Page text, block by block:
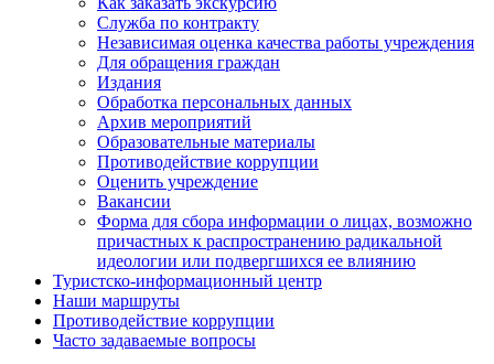
Служба по контракту
Независимая оценка качества работы учреждения
Для обращения граждан
Издания
Обработка персональных данных
Архив мероприятий
Образовательные материалы
Противодействие коррупции
Оценить учреждение
Вакансии
Форма для сбора информации о лицах, возможно
причастных к распространению радикальной
идеологии или подвергшихся ее влиянию
Туристско-информационный центр
Наши маршруты
Противодействие коррупции
Часто задаваемые вопросы